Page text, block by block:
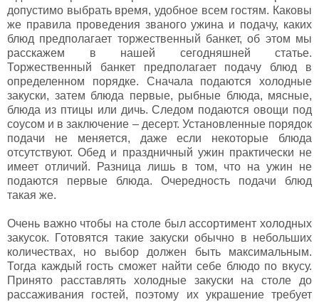
допустимо выбрать время, удобное всем гостям. Каковы
же правила проведения званого ужина и подачу, каких
блюд предполагает торжественный банкет, об этом мы
расскажем в нашей сегодняшней статье.
Торжественный банкет предполагает подачу блюд в
определенном порядке. Сначала подаются холодные
закуски, затем блюда первые, рыбные блюда, мясные,
блюда из птицы или дичь. Следом подаются овощи под
соусом и в заключение – десерт. Установленные порядок
подачи не меняется, даже если некоторые блюда
отсутствуют. Обед и праздничный ужин практически не
имеет отличий. Разница лишь в том, что на ужин не
подаются первые блюда. Очередность подачи блюд
такая же.
Очень важно чтобы на столе был ассортимент холодных
закусок. Готовятся такие закуски обычно в небольших
количествах, но выбор должен быть максимальным.
Тогда каждый гость сможет найти себе блюдо по вкусу.
Принято расставлять холодные закуски на столе до
рассаживания гостей, поэтому их украшение требует